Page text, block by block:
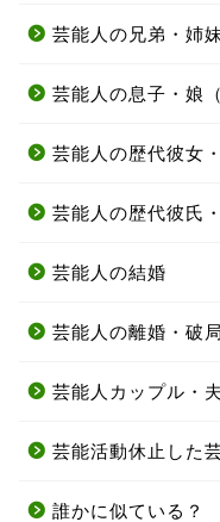
芸能人の兄弟・姉妹
芸能人の息子・娘（
芸能人の歴代彼女
芸能人の歴代彼氏
芸能人の結婚
芸能人の離婚・破局
芸能人カップル・
芸能活動休止した
誰かに似ている？